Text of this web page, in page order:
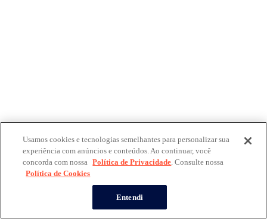
Usamos cookies e tecnologias semelhantes para personalizar sua
experiência com anúncios e conteúdos. Ao continuar, você
concorda com nossa Política de Privacidade. Consulte nossa
Política de Cookies
Entendi